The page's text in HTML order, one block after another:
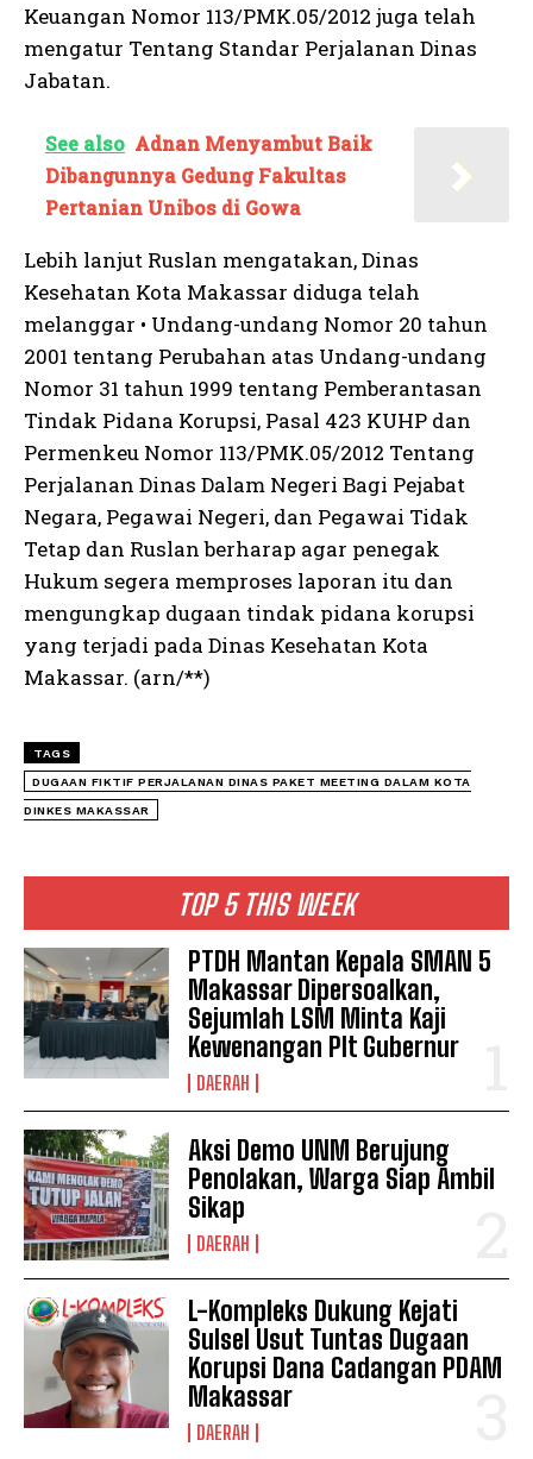
I WANT IN
I've read and accept thePrivacy Policy.
See also Sekjen TIB Ungkap Cara
Curang Provider Telekomunikasi di Gowa
TOP 5 THIS WEEK
PTDH Mantan Kepala SMAN 5
Makassar Dipersoalkan,
Sejumlah LSM Minta Kaji
Kewenangan Plt Gubernur
DAERAH
Aksi Demo UNM Berujung
Penolakan, Warga Siap Ambil
Sikap
DAERAH
L-Kompleks Dukung Kejati
Sulsel Usut Tuntas Dugaan
Korupsi Dana Cadangan PDAM
Makassar
DAERAH
Keuangan Nomor 113/PMK.05/2012 juga telah
mengatur Tentang Standar Perjalanan Dinas
Jabatan.
See also Adnan Menyambut Baik
Dibangunnya Gedung Fakultas
Pertanian Unibos di Gowa
Lebih lanjut Ruslan mengatakan, Dinas
Kesehatan Kota Makassar diduga telah
melanggar • Undang-undang Nomor 20 tahun
2001 tentang Perubahan atas Undang-undang
Nomor 31 tahun 1999 tentang Pemberantasan
Tindak Pidana Korupsi, Pasal 423 KUHP dan
Permenkeu Nomor 113/PMK.05/2012 Tentang
Perjalanan Dinas Dalam Negeri Bagi Pejabat
Negara, Pegawai Negeri, dan Pegawai Tidak
Tetap dan Ruslan berharap agar penegak
Hukum segera memproses laporan itu dan
mengungkap dugaan tindak pidana korupsi
yang terjadi pada Dinas Kesehatan Kota
Makassar. (arn/**)
TAGS
DUGAAN FIKTIF PERJALANAN DINAS PAKET MEETING DALAM KOTA
DINKES MAKASSAR